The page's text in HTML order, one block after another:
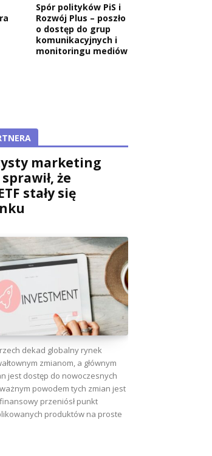
Spór polityków PiS i
Rozwój Plus – poszło
o dostęp do grup
komunikacyjnych i
monitoringu mediów
marketing
że
stały się
dekad globalny rynek
zmianom, a głównym
jest dostęp do nowoczesnych
powodem tych zmian jest
przeniósł punkt
produktów na proste